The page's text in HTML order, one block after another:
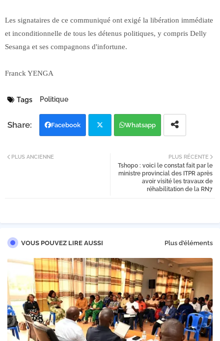
Les signataires de ce communiqué ont exigé la libération immédiate
et inconditionnelle de tous les détenus politiques, y compris Delly
Sesanga et ses compagnons d'infortune.
Franck YENGA
Tags Politique
Facebook Whatsapp
PLUS RÉCENTE
Tshopo : voici le constat fait par le
ministre provincial des ITPR après
avoir visité les travaux de
réhabilitation de la RN7
PLUS ANCIENNE
VOUS POUVEZ LIRE AUSSI Plus d'éléments